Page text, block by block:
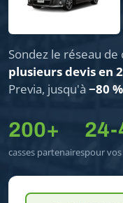
Sondez le réseau de
plusieurs devis en
Previa, jusqu'à −80 %
200+
casses partenaires
24-
pour